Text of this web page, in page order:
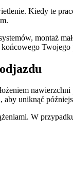
Kiedy te
montaż
Twojego
uniknąć
W